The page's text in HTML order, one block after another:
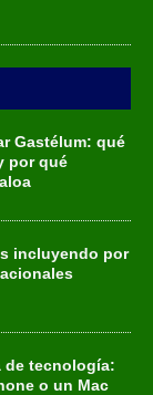
Gastélum: qué
por qué
incluyendo por
de tecnología:
o un Mac